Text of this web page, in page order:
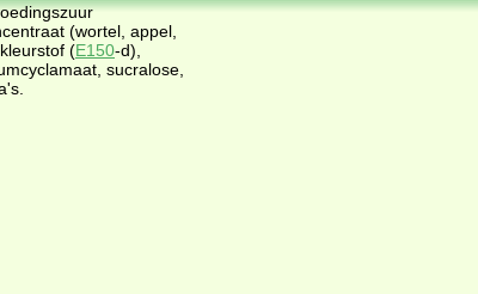
(wortel, appel,
(E150-d),
sucralose,